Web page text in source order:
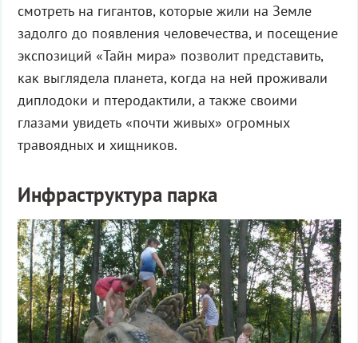
смотреть на гигантов, которые жили на Земле
задолго до появления человечества, и посещение
экспозиций «Тайн мира» позволит представить,
как выглядела планета, когда на ней проживали
диплодоки и птеродактили, а также своими
глазами увидеть «почти живых» огромных
травоядных и хищников.
Инфраструктура парка